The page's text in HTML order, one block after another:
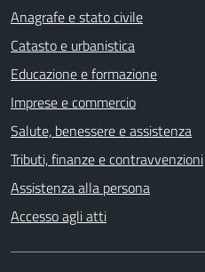
Anagrafe e stato civile
Catasto e urbanistica
Educazione e formazione
Imprese e commercio
Salute, benessere e assistenza
Tributi, finanze e contravvenzioni
Assistenza alla persona
Accesso agli atti